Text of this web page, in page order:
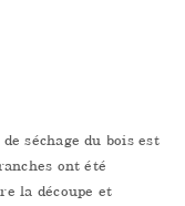
séchage du bois est
ont été
la découpe et